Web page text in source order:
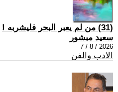
(31) من لم يعبر البحر فليشربه !
سعيد مبشور
2026 / 8 / 7
الادب والفن